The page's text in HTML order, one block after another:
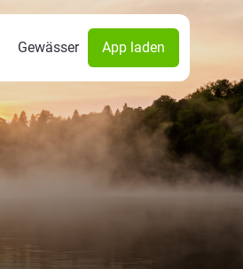
Gewässer App laden